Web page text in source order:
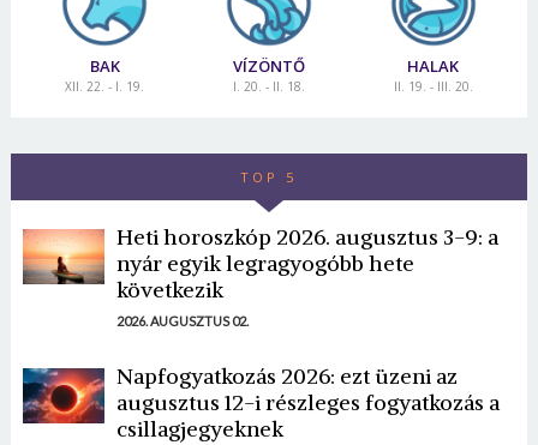
BAK
XII. 22. - I. 19.
VÍZÖNTŐ
I. 20. - II. 18.
HALAK
II. 19. - III. 20.
TOP 5
Heti horoszkóp 2026. augusztus 3-9: a
nyár egyik legragyogóbb hete
következik
2026. AUGUSZTUS 02.
Napfogyatkozás 2026: ezt üzeni az
augusztus 12-i részleges fogyatkozás a
csillagjegyeknek